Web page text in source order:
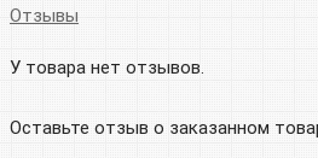
Отзывы
У товара нет отзывов.
Оставьте отзыв о заказанном